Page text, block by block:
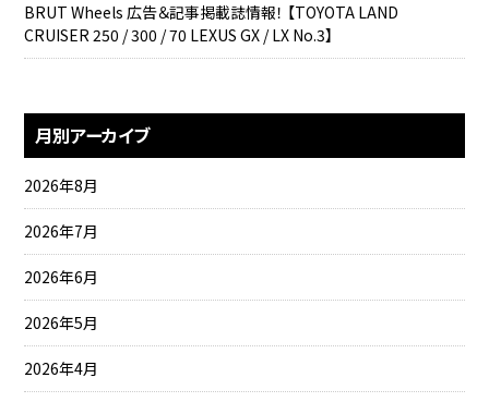
BRUT Wheels 広告＆記事掲載誌情報！ 【TOYOTA LAND
CRUISER 250 / 300 / 70 LEXUS GX / LX No.3】
月別アーカイブ
2026年8月
2026年7月
2026年6月
2026年5月
2026年4月